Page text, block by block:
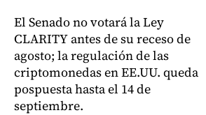
El Senado no votará la Ley
CLARITY antes de su receso de
agosto; la regulación de las
criptomonedas en EE.UU. queda
pospuesta hasta el 14 de
septiembre.